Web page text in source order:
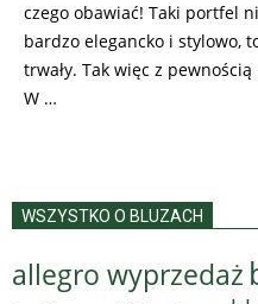
czego obawiać! Taki portfel
bardzo elegancko i stylowo,
trwały. Tak więc z pewnością
W …
WSZYSTKO O BLUZACH
allegro wyprzedaż